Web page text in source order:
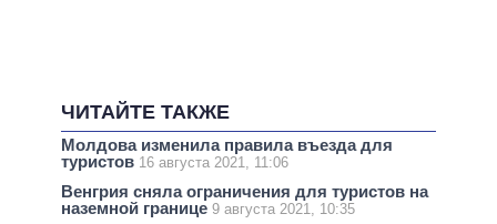
ЧИТАЙТЕ ТАКЖЕ
Молдова изменила правила въезда для
туристов 16 августа 2021, 11:06
Венгрия сняла ограничения для туристов на
наземной границе 9 августа 2021, 10:35